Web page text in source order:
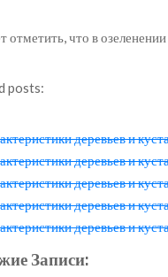
отметить, что в
posts:
деревьев и
деревьев и
деревьев и
деревьев и
деревьев и
Записи: